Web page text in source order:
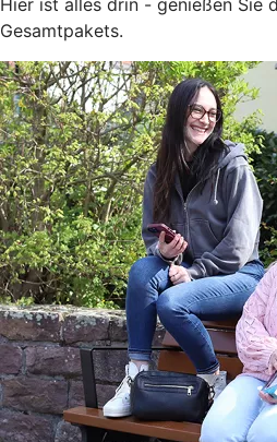
Hier ist alles drin - genießen Sie
Gesamtpakets.